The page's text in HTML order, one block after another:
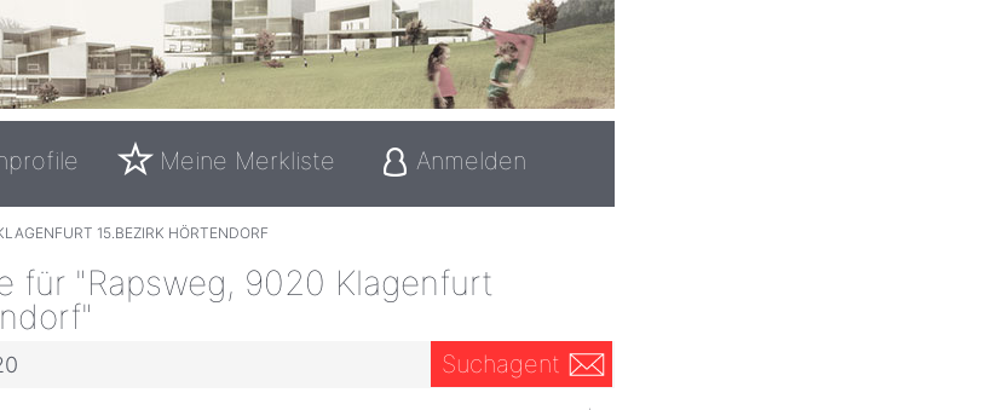
Meine Merkliste Anmelden
15.BEZIRK HÖRTENDORF
für "Rapsweg, 9020 Klagenfurt
Suchagent